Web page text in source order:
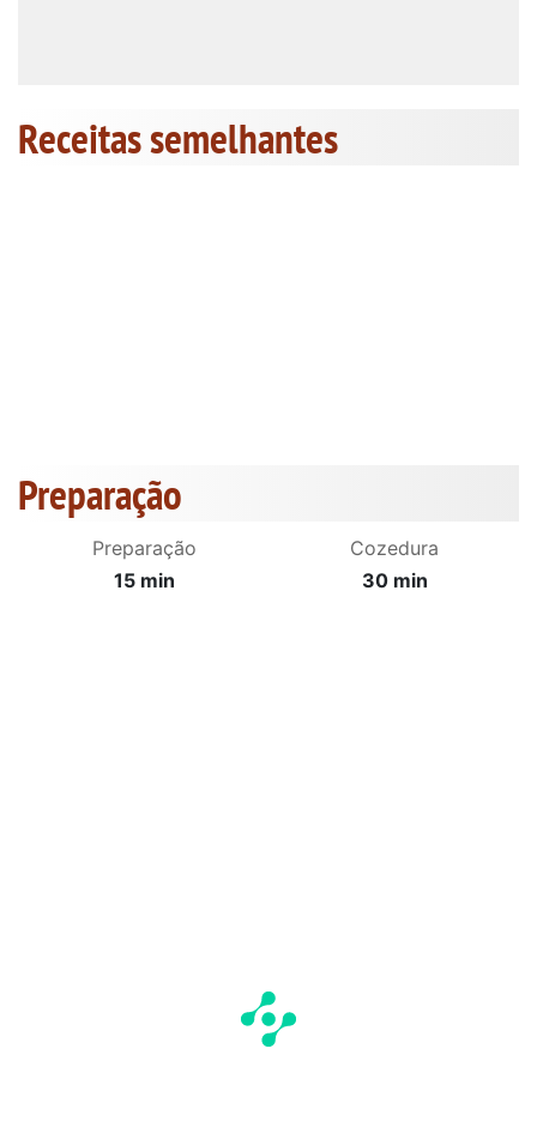
Receitas semelhantes
Preparação
Preparação
15 min
Cozedura
30 min